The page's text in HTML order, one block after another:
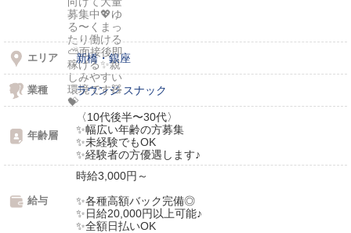
エリア 新橋・銀座
業種 ラウンジ スナック
年齢層
〈10代後半〜30代〉
✨️幅広い年齢の方募集
✨️未経験でもOK
✨️経験者の方優遇します♪
給与
時給3,000円～
✨️各種高額バック完備◎
✨️日給20,000円以上可能♪
✨️全額日払いOK